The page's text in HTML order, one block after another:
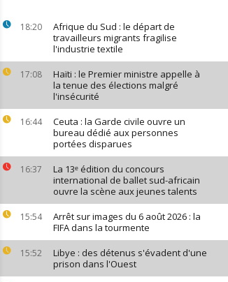
18:20
Afrique du Sud : le départ de
travailleurs migrants fragilise
l'industrie textile
17:08
Haïti : le Premier ministre appelle à
la tenue des élections malgré
l'insécurité
16:44
Ceuta : la Garde civile ouvre un
bureau dédié aux personnes
portées disparues
16:37
La 13ᵉ édition du concours
international de ballet sud-africain
ouvre la scène aux jeunes talents
15:54
Arrêt sur images du 6 août 2026 : la
FIFA dans la tourmente
15:52
Libye : des détenus s'évadent d'une
prison dans l'Ouest